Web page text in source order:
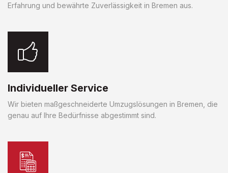
Erfahrung und bewährte Zuverlässigkeit in Bremen aus.
Individueller Service
Wir bieten maßgeschneiderte Umzugslösungen in Bremen, die
genau auf Ihre Bedürfnisse abgestimmt sind.